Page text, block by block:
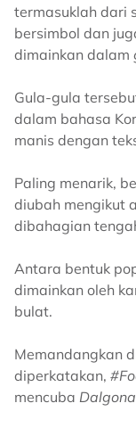
termasuklah dari
bersimbol dan
dimainkan dalam
Gula-gula
dalam bahasa
manis dengan
Paling menarik,
diubah mengikut
dibahagian
Antara bentuk
dimainkan oleh
bulat.
Memandangkan
diperkatakan,
mencuba